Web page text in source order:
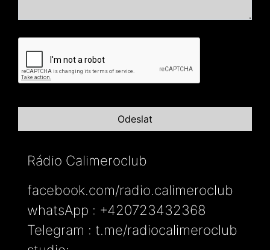
Rádio Calimeroclub
facebook.com/radio.calimeroclub
whatsApp : +420723432368
Telegram : t.me/radiocalimeroclub